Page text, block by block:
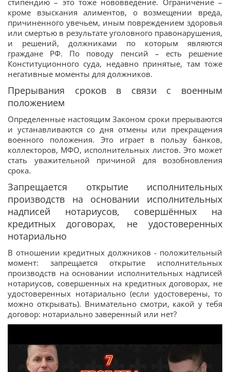
кроме взыскания алиментов, о возмещении вреда,
причиненного увечьем, иным повреждением здоровья
или смертью в результате уголовного правонарушения,
и решений, должниками по которым являются
граждане РФ. По поводу пенсий – есть решение
Конституционного суда, недавно принятые, там тоже
негативные моменты для должников.
Прерывания сроков в связи с военным
положением
Определенные настоящим Законом сроки прерываются
и устанавливаются со дня отмены или прекращения
военного положения. Это играет в пользу банков,
коллекторов, МФО, исполнительных листов. Это может
стать уважительной причиной для возобновления
срока.
Запрещается открытие исполнительных
производств на основании исполнительных
надписей нотариусов, совершённых на
кредитных договорах, не удостоверенных
нотариально
В отношении кредитных должников - положительный
момент: запрещается открытие исполнительных
производств на основании исполнительных надписей
нотариусов, совершенных на кредитных договорах, не
удостоверенных нотариально (если удостоверены, то
можно открывать). Внимательно смотри, какой у тебя
договор: нотариально заверенный или нет?